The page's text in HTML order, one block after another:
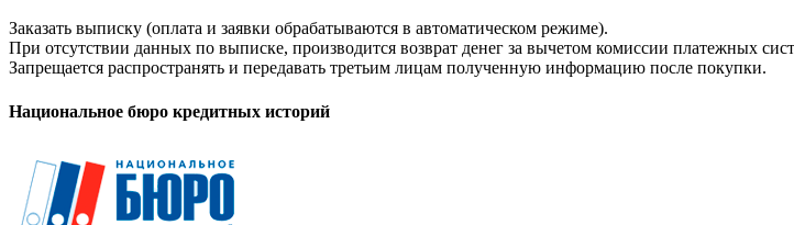
Заказать выписку (оплата и заявки обрабатываются в автоматическом режиме).
При отсутствии данных по выписке, производится возврат денег за вычетом комиссии платежных
Запрещается распространять и передавать третьим лицам полученную информацию после покупки.
Национальное бюро кредитных историй